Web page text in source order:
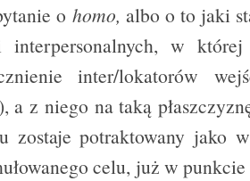
o homo, albo o to jaki
w
inter/lokatorów
a z niego na taką
zostaje potraktowany jako
celu, już w